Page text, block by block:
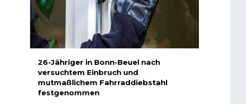
26-Jähriger in Bonn-Beuel nach
versuchtem Einbruch und
mutmaßlichem Fahrraddiebstahl
festgenommen